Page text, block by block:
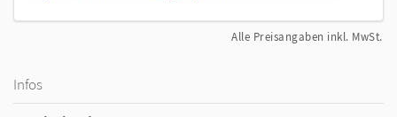
Alle Preisangaben inkl. MwSt.
Infos